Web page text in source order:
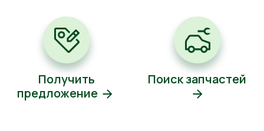
Получить
предложение
Поиск запчастей